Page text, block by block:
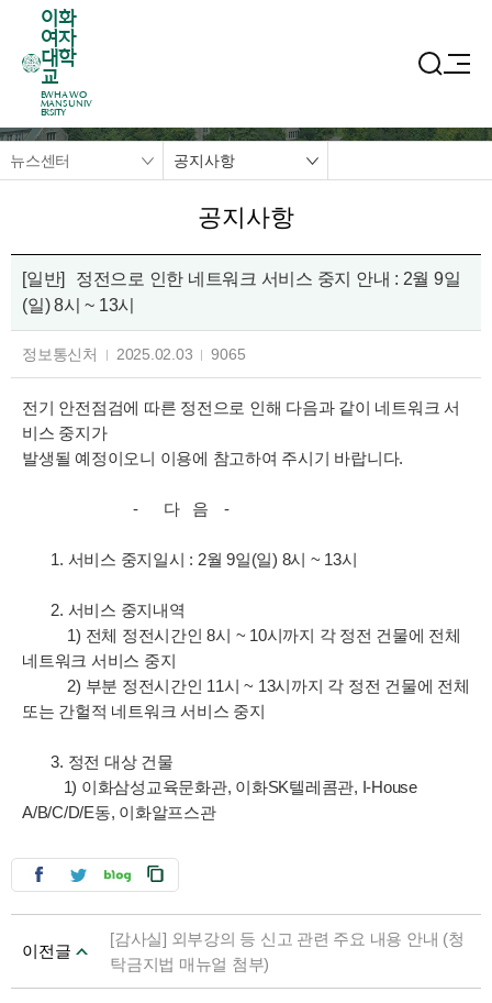
이화
여자
대학
교
EWHA WO
MANS UNIV
ERSITY
뉴스센터 공지사항
공지사항
[일반]
정전으로 인한 네트워크 서비스 중지 안내 : 2월 9일
(일) 8시 ~ 13시
정보통신처 2025.02.03 9065
전기 안전점검에 따른 정전으로 인해 다음과 같이 네트워크 서
비스 중지가
발생될 예정이오니 이용에 참고하여 주시기 바랍니다.
- 다 음 -
1. 서비스 중지일시 : 2월 9일(일) 8시 ~ 13시
2. 서비스 중지내역
1) 전체 정전시간인 8시 ~ 10시까지 각 정전 건물에 전체
네트워크 서비스 중지
2) 부분 정전시간인 11시 ~ 13시까지 각 정전 건물에 전체
또는 간헐적 네트워크 서비스 중지
3. 정전 대상 건물
1) 이화삼성교육문화관, 이화SK텔레콤관, I-House
A/B/C/D/E동, 이화알프스관
이전글
[감사실] 외부강의 등 신고 관련 주요 내용 안내 (청
탁금지법 매뉴얼 첨부)